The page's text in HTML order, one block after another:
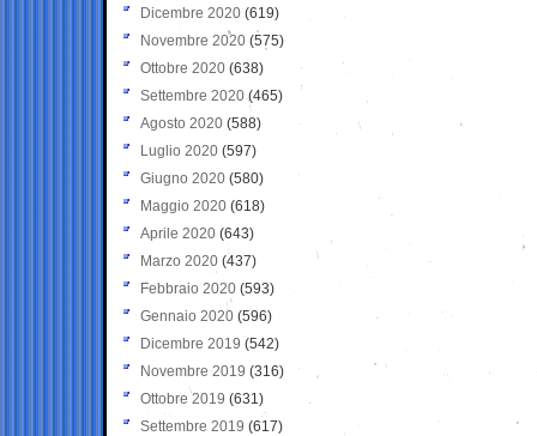
Dicembre 2020 (619)
Novembre 2020 (575)
Ottobre 2020 (638)
Settembre 2020(465)
Agosto 2020 (588)
Luglio 2020 (597)
Giugno 2020 (580)
Maggio 2020 (618)
Aprile 2020 (643)
Marzo 2020 (437)
Febbraio 2020 (593)
Gennaio 2020 (596)
Dicembre 2019 (542)
Novembre 2019 (316)
Ottobre 2019 (631)
Settembre 2019 (617)